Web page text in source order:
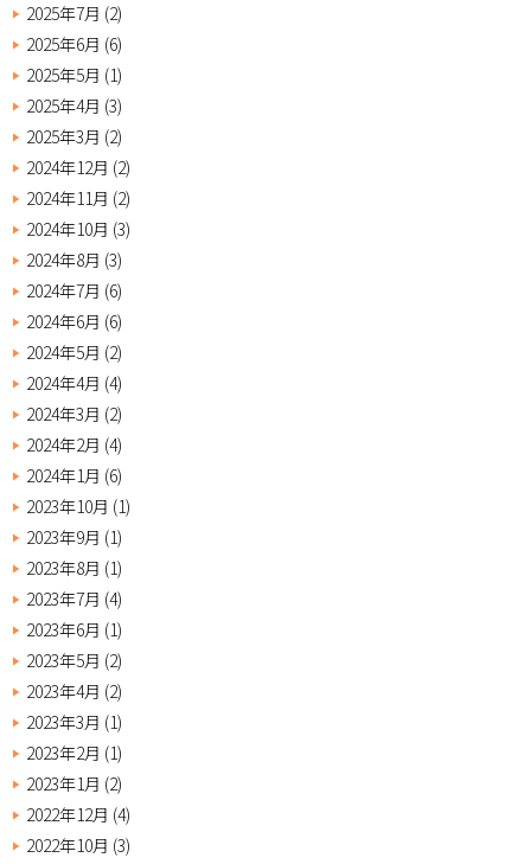
2025年7月 (2)
2025年6月 (6)
2025年5月 (1)
2025年4月 (3)
2025年3月 (2)
2024年12月 (2)
2024年11月 (2)
2024年10月 (3)
2024年8月 (3)
2024年7月 (6)
2024年6月 (6)
2024年5月 (2)
2024年4月 (4)
2024年3月 (2)
2024年2月 (4)
2024年1月 (6)
2023年10月 (1)
2023年9月 (1)
2023年8月 (1)
2023年7月 (4)
2023年6月 (1)
2023年5月 (2)
2023年4月 (2)
2023年3月 (1)
2023年2月 (1)
2023年1月 (2)
2022年12月 (4)
2022年10月 (3)